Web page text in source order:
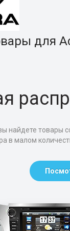
для
найдете товары
в малом